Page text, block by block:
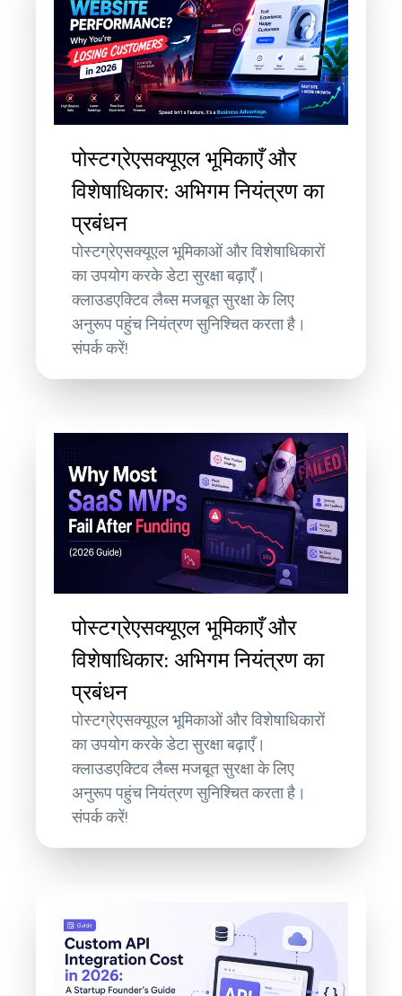
पोस्टग्रेएसक्यूएल भूमिकाएँ और
विशेषाधिकार: अभिगम नियंत्रण का
प्रबंधन
पोस्टग्रेएसक्यूएल भूमिकाओं और विशेषाधिकारों
का उपयोग करके डेटा सुरक्षा बढ़ाएँ।
क्लाउडएक्टिव लैब्स मजबूत सुरक्षा के लिए
अनुरूप पहुंच नियंत्रण सुनिश्चित करता है।
संपर्क करें!
पोस्टग्रेएसक्यूएल भूमिकाएँ और
विशेषाधिकार: अभिगम नियंत्रण का
प्रबंधन
पोस्टग्रेएसक्यूएल भूमिकाओं और विशेषाधिकारों
का उपयोग करके डेटा सुरक्षा बढ़ाएँ।
क्लाउडएक्टिव लैब्स मजबूत सुरक्षा के लिए
अनुरूप पहुंच नियंत्रण सुनिश्चित करता है।
संपर्क करें!